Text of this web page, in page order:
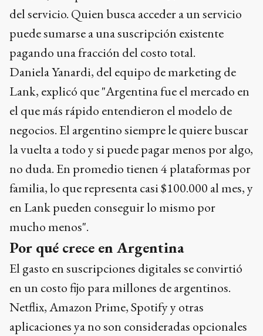
del servicio. Quien busca acceder a un servicio
puede sumarse a una suscripción existente
pagando una fracción del costo total.
Daniela Yanardi, del equipo de marketing de
Lank, explicó que "Argentina fue el mercado en
el que más rápido entendieron el modelo de
negocios. El argentino siempre le quiere buscar
la vuelta a todo y si puede pagar menos por algo,
no duda. En promedio tienen 4 plataformas por
familia, lo que representa casi $100.000 al mes, y
en Lank pueden conseguir lo mismo por
mucho menos".
Por qué crece en Argentina
El gasto en suscripciones digitales se convirtió
en un costo fijo para millones de argentinos.
Netflix, Amazon Prime, Spotify y otras
aplicaciones ya no son consideradas opcionales